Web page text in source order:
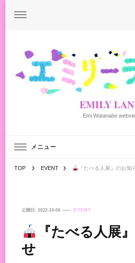
EMILY
Emi Watanabe
メニュー
TOP EVENT 『たべる人展』のお知
公開日: 2022-10-06 EVENT
『たべる人展
せ